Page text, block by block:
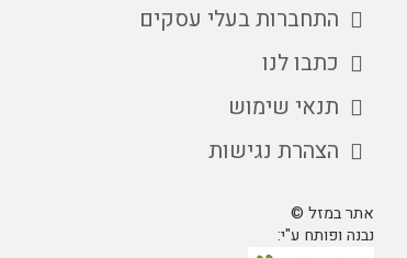
התחברות בעלי עסקים
כתבו לנו
תנאי שימוש
הצהרת נגישות
אתר במזל ©
נבנה ופותח ע"י: